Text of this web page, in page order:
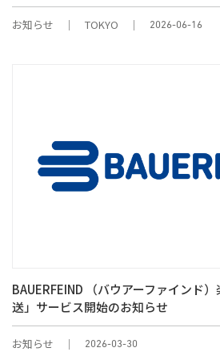
お知らせ TOKYO 2026-06-16
BAUERFEIND （バウアーファインド
送」サービス開始のお知らせ
お知らせ 2026-03-30